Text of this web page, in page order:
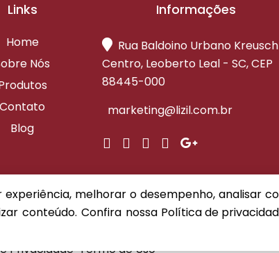
melhorar o desempenho, analisar
conteúdo. Confira nossa Política de
Links
Home
Nós
Contato
Blog
Informações
Rua Baldoino Urbano Kreusch
Centro, Leoberto Leal - SC, CEP
88445-000
marketing@lizil.com.br
Privacidade Termo de Uso